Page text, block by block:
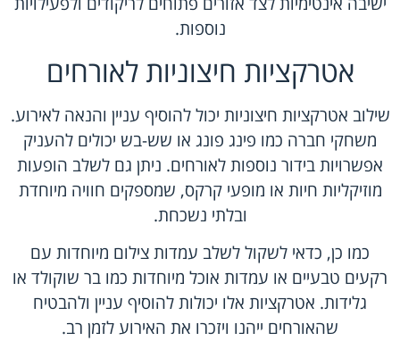
נוספות.
אטרקציות חיצוניות לאורחים
שילוב אטרקציות חיצוניות יכול להוסיף עניין והנאה לאירוע.
משחקי חברה כמו פינג פונג או שש-בש יכולים להעניק
אפשרויות בידור נוספות לאורחים. ניתן גם לשלב הופעות
מוזיקליות חיות או מופעי קרקס, שמספקים חוויה מיוחדת
ובלתי נשכחת.
כמו כן, כדאי לשקול לשלב עמדות צילום מיוחדות עם
רקעים טבעיים או עמדות אוכל מיוחדות כמו בר שוקולד או
גלידות. אטרקציות אלו יכולות להוסיף עניין ולהבטיח
שהאורחים ייהנו ויזכרו את האירוע לזמן רב.